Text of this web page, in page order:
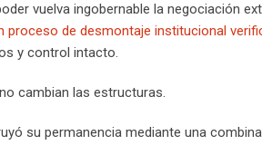
vuelva ingobernable la negociación
proceso de desmontaje institucional
y control intacto.
cambian las estructuras.
su permanencia mediante una